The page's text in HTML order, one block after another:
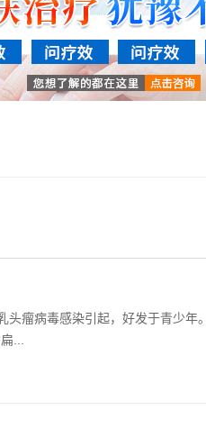
头瘤病毒感染引起，好发于青少
...